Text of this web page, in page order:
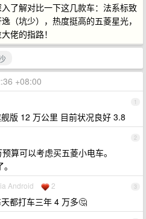
了解对比一下这几款车：法系标致
（坑少），热度挺高的五菱星光，
佬的指路！
+08:00
1
版 12 万公里 目前状况良好 3.8
2
算可以考虑买五菱小电车。
3
Android 2
都打车三年 4 万多🤔